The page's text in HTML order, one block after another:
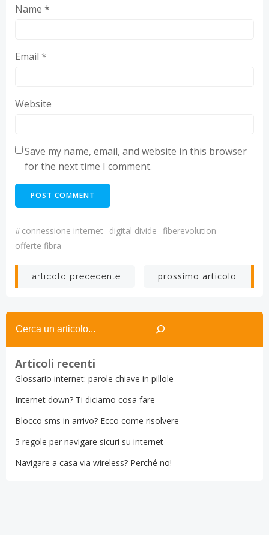
Name *
Email *
Website
Save my name, email, and website in this browser
for the next time I comment.
#connessione internet digital divide fiberevolution
offerte fibra
Post
navigation
articolo precedente
Post
navigation
prossimo articolo
Search
Articoli recenti
Glossario internet: parole chiave in pillole
Internet down? Ti diciamo cosa fare
Blocco sms in arrivo? Ecco come risolvere
5 regole per navigare sicuri su internet
Navigare a casa via wireless? Perché no!